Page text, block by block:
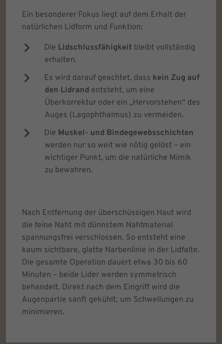
Ein besonderer Fokus liegt auf dem Erhalt der
natürlichen Lidform und Funktion:
Die Lidschlussfähigkeit bleibt vollständig
erhalten.
Es wird darauf geachtet, dass kein Zug auf
den Lidrand entsteht, um eine
Überkorrektur oder ein „Hervorstehen“ des
Auges (Lagophthalmus) zu vermeiden.
Die Muskel- und Bindegewebsschichten
werden nur so weit wie nötig gelöst – ein
wichtiger Punkt, um die natürliche Mimik
zu bewahren.
Nach Entfernung der überschüssigen Haut wird
die feine Naht mit dünnstem Nahtmaterial
spannungsfrei verschlossen. So entsteht eine
kaum sichtbare, glatte Narbenlinie in der Lidfalte.
Die gesamte Operation dauert etwa 30 bis 60
Minuten – beide Lider werden symmetrisch
behandelt. Direkt nach dem Eingriff wird die
Augenpartie sanft gekühlt, um Schwellungen zu
minimieren.